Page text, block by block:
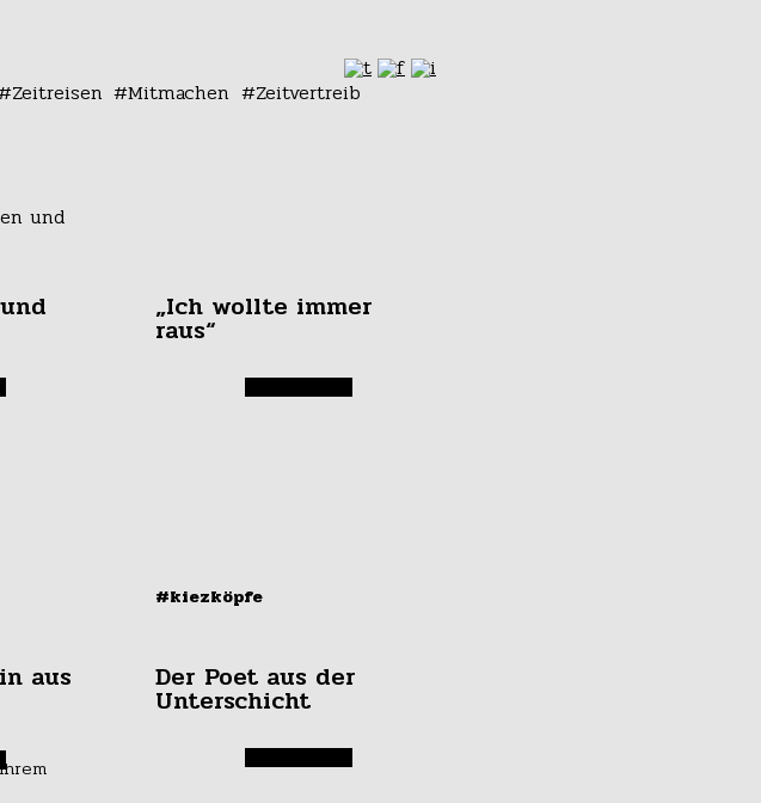
Zeitreisen Mitmachen Zeitvertreib
und
„Ich wollte immer
raus“
#kiezköpfe
aus Der Poet aus der
Unterschicht